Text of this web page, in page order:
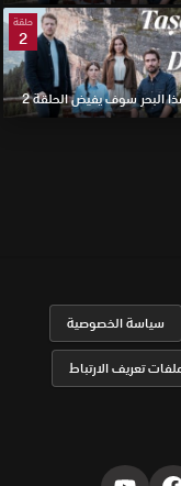
حلقة
2
البحر سوف يفيض الحلقة 2
سياسة الخصوصية
تعريف الارتباط